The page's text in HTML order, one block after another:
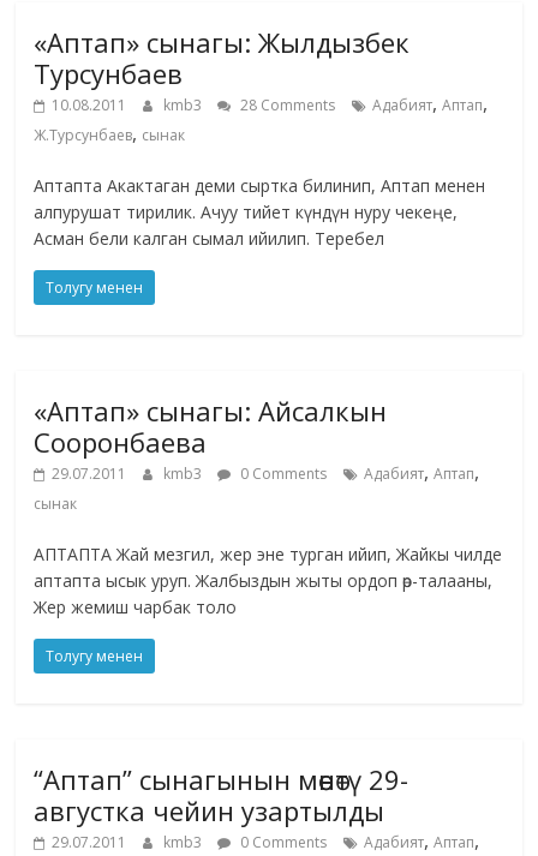
«Аптап» сынагы: Жылдызбек
Турсунбаев
10.08.2011 kmb3 28 Comments Адабият,Аптап,
Ж.Турсунбаев, сынак
Аптапта Акактаган деми сыртка билинип, Аптап менен
алпурушат тирилик. Ачуу тийет күндүн нуру чекеңе,
Асман бели калган сымал ийилип. Теребел
Толугу менен
«Аптап» сынагы: Айсалкын
Сооронбаева
29.07.2011 kmb3 0 Comments Адабият,Аптап,
сынак
АПТАПТА Жай мезгил, жер эне турган ийип, Жайкы чилде
аптапта ысык уруп. Жалбыздын жыты ордоп өр-талааны,
Жер жемиш чарбак толо
Толугу менен
“Аптап” сынагынын мөөнөтү 29-
августка чейин узартылды
29.07.2011 kmb3 0 Comments Адабият,Аптап,